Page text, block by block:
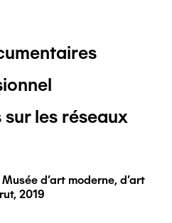
les réseaux
d'art moderne, d'art
2019